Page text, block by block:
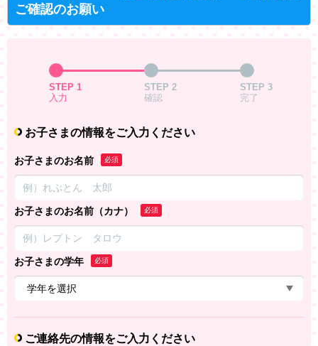
ご確認のお願い
STEP 1
入力
STEP 2
確認
STEP 3
完了
お子さまの情報をご入力ください
お子さまのお名前 必須
お子さまのお名前（カナ） 必須
お子さまの学年 必須
ご連絡先の情報をご入力ください